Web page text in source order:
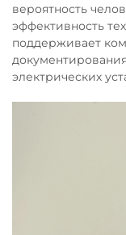
вероятность
эффективность
поддерживает
электрических